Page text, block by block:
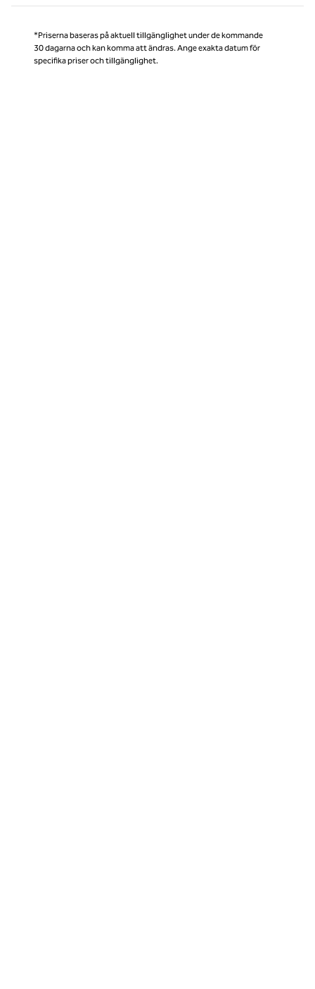
*Priserna baseras på aktuell tillgänglighet under de kommande
30 dagarna och kan komma att ändras. Ange exakta datum för
specifika priser och tillgänglighet.